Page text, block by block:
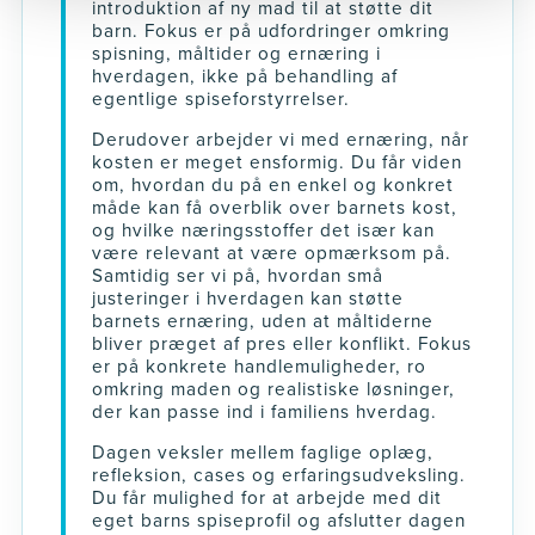
introduktion af ny mad til at støtte dit
barn. Fokus er på udfordringer omkring
spisning, måltider og ernæring i
hverdagen, ikke på behandling af
egentlige spiseforstyrrelser.
Derudover arbejder vi med ernæring, når
kosten er meget ensformig. Du får viden
om, hvordan du på en enkel og konkret
måde kan få overblik over barnets kost,
og hvilke næringsstoffer det især kan
være relevant at være opmærksom på.
Samtidig ser vi på, hvordan små
justeringer i hverdagen kan støtte
barnets ernæring, uden at måltiderne
bliver præget af pres eller konflikt. Fokus
er på konkrete handlemuligheder, ro
omkring maden og realistiske løsninger,
der kan passe ind i familiens hverdag.
Dagen veksler mellem faglige oplæg,
refleksion, cases og erfaringsudveksling.
Du får mulighed for at arbejde med dit
eget barns spiseprofil og afslutter dagen